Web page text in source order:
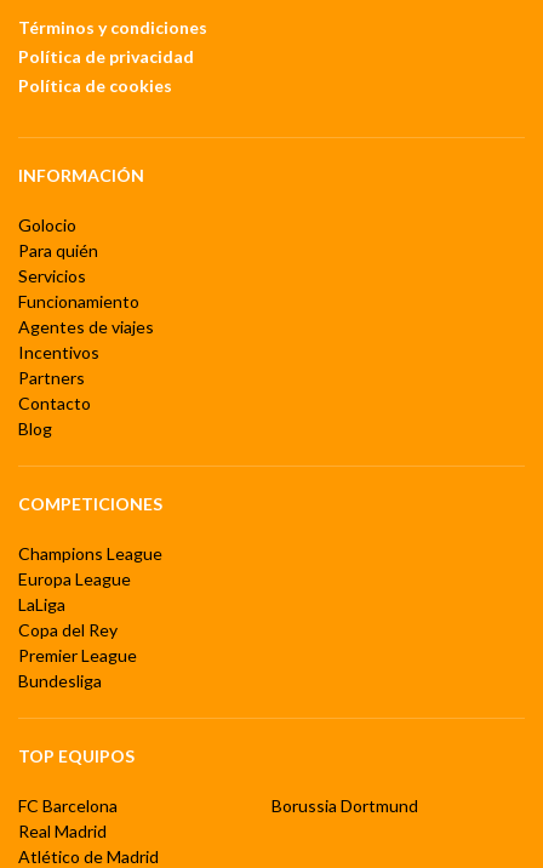
Términos y condiciones
Política de privacidad
Política de cookies
INFORMACIÓN
Golocio
Para quién
Servicios
Funcionamiento
Agentes de viajes
Incentivos
Partners
Contacto
Blog
COMPETICIONES
Champions League
Europa League
LaLiga
Copa del Rey
Premier League
Bundesliga
TOP EQUIPOS
FC Barcelona
Real Madrid
Atlético de Madrid
Borussia Dortmund